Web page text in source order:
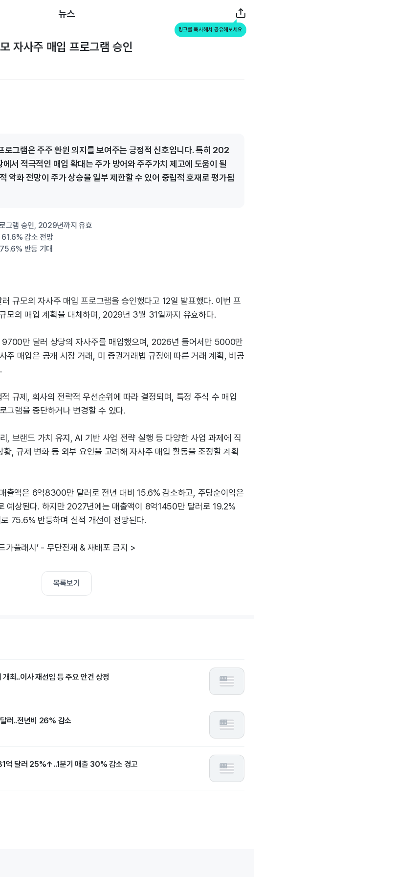
뉴스
링크를 복사해서 공유해보세요
자사주 매입 프로그램 승인
로그램은 주주 환원 의지를 보여주는 긍정적 신호입니다. 특히 202
서 적극적인 매입 확대는 주가 방어와 주주가치 제고에 도움이 될
악화 전망이 주가 상승을 일부 제한할 수 있어 중립적 호재로 평가됩
그램 승인, 2029년까지 유효
감소 전망
반등 기대
규모의 자사주 매입 프로그램을 승인했다고 12일 발표했다. 이번 프
모의 매입 계획을 대체하며, 2029년 3월 31일까지 유효하다.
9700만 달러 상당의 자사주를 매입했으며, 2026년 들어서만 5000만
주 매입은 공개 시장 거래, 미 증권거래법 규정에 따른 거래 계획, 비공
규제, 회사의 전략적 우선순위에 따라 결정되며, 특정 주식 수 매입
그램을 중단하거나 변경할 수 있다.
, 브랜드 가치 유지, AI 기반 사업 전략 실행 등 다양한 사업 과제에 직
, 규제 변화 등 외부 요인을 고려해 자사주 매입 활동을 조정할 계획
출액은 6억8300만 달러로 전년 대비 15.6% 감소하고, 주당순이익은
예상된다. 하지만 2027년에는 매출액이 8억1450만 달러로 19.2%
75.6% 반등하며 실적 개선이 전망된다.
플래시’ - 무단전재 & 재배포 금지 >
목록보기
최..이사 재선임 등 주요 안건 상정
러..전년비 26% 감소
억 달러 25%↑..1분기 매출 30% 감소 경고